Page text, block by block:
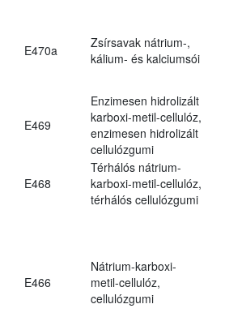
E470a
Zsírsavak nátrium-,
kálium- és kalciumsói
E469
Enzimesen hidrolizált
karboxi-metil-cellulóz,
enzimesen hidrolizált
cellulózgumi
E468
Térhálós nátrium-
karboxi-metil-cellulóz,
térhálós cellulózgumi
E466
Nátrium-karboxi-
metil-cellulóz,
cellulózgumi